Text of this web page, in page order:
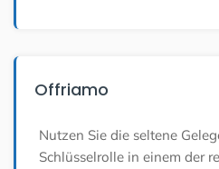
Offriamo
Nutzen Sie die seltene
Schlüsselrolle in einem der